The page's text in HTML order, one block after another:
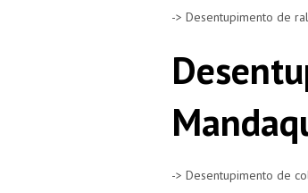
-> Desentupimento de
-> Desentupimento de